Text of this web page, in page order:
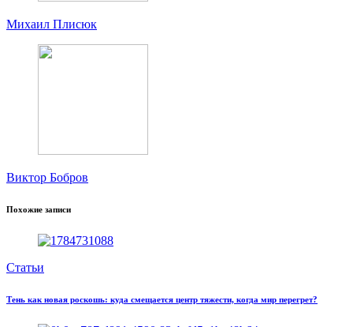
Михаил Плисюк
Виктор Бобров
Похожие записи
Статьи
Тень как новая роскошь: куда смещается центр тяжести, когда мир перегрет?